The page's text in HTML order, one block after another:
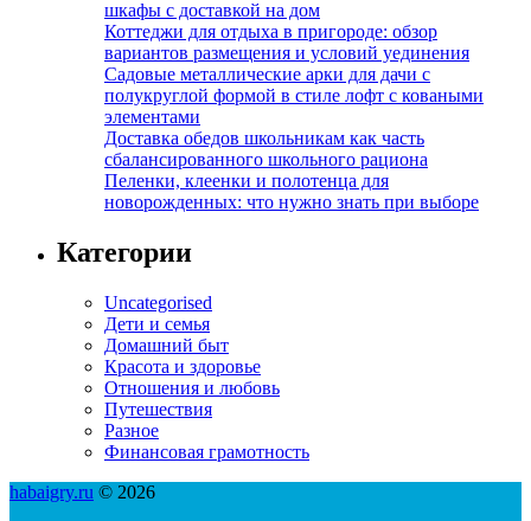
шкафы с доставкой на дом
Коттеджи для отдыха в пригороде: обзор
вариантов размещения и условий уединения
Садовые металлические арки для дачи с
полукруглой формой в стиле лофт с коваными
элементами
Доставка обедов школьникам как часть
сбалансированного школьного рациона
Пеленки, клеенки и полотенца для
новорожденных: что нужно знать при выборе
Категории
Uncategorised
Дети и семья
Домашний быт
Красота и здоровье
Отношения и любовь
Путешествия
Разное
Финансовая грамотность
habaigry.ru © 2026